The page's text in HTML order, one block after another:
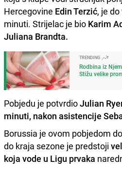
Hercegovine Edin Terzić, je
minuti. Strijelac je bio Karim
Juliana Brandta.
TRENDING
Rodbina iz
Stižu velike
Pobjedu je potvrdioJulian
minuti, nakon asistencije
Borussia je ovom pobjedom
do kraja sezone je predstoji
koja vode u Ligu prvaka